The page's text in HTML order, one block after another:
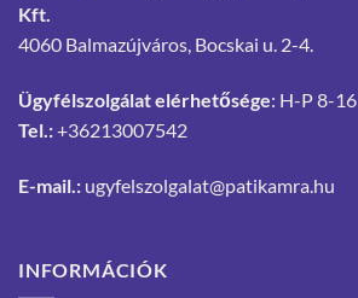
Kft.
4060 Balmazújváros, Bocskai u. 2-4.
Ügyfélszolgálat elérhetősége: H-P 8-16
Tel.:+36213007542
E-mail.: ugyfelszolgalat@patikamra.hu
INFORMÁCIÓK